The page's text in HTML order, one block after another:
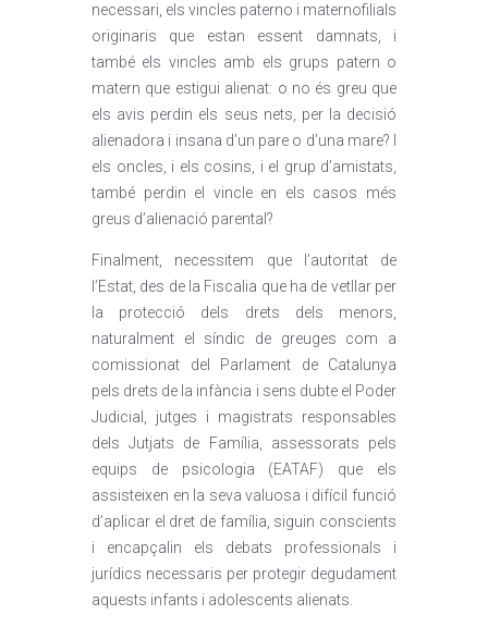
necessari, els vincles paterno i maternofilials
originaris que estan essent damnats, i
també els vincles amb els grups patern o
matern que estigui alienat: o no és greu que
els avis perdin els seus nets, per la decisió
alienadora i insana d’un pare o d’una mare? I
els oncles, i els cosins, i el grup d’amistats,
també perdin el vincle en els casos més
greus d’alienació parental?
Finalment, necessitem que l’autoritat de
l’Estat, des de la Fiscalia que ha de vetllar per
la protecció dels drets dels menors,
naturalment el síndic de greuges com a
comissionat del Parlament de Catalunya
pels drets de la infància i sens dubte el Poder
Judicial, jutges i magistrats responsables
dels Jutjats de Família, assessorats pels
equips de psicologia (EATAF) que els
assisteixen en la seva valuosa i difícil funció
d’aplicar el dret de família, siguin conscients
i encapçalin els debats professionals i
jurídics necessaris per protegir degudament
aquests infants i adolescents alienats.